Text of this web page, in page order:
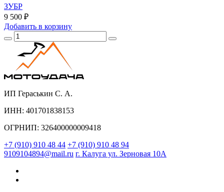
ЗУБР
9 500 ₽
Добавить в корзину
ИП Гераськин С. А.
ИНН: 401701838153
ОГРНИП: 326400000009418
+7 (910) 910 48 44 +7 (910) 910 48 94
9109104894@mail.ru г. Калуга ул. Зерновая 10А